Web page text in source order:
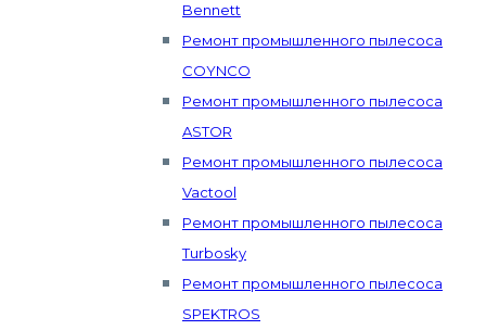
Bennett
Ремонт промышленного пылесоса
COYNCO
Ремонт промышленного пылесоса
ASTOR
Ремонт промышленного пылесоса
Vactool
Ремонт промышленного пылесоса
Turbosky
Ремонт промышленного пылесоса
SPEKTROS